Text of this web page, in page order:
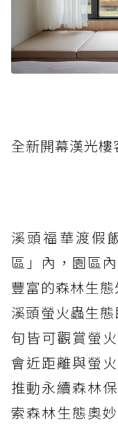
全新開幕漢光
溪頭福華渡假
區」內，園區
豐富的森林生
溪頭螢火蟲生
旬皆可觀賞螢
會近距離與螢
推動永續森林
索森林生態奧